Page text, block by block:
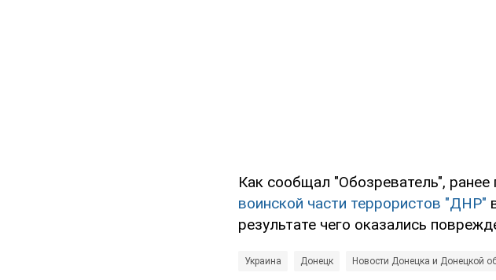
Как сообщал "Обозреватель",
воинской части террористов "ДНР"
результате чего оказались
Украина Донецк Новости Донецка и Донецкой